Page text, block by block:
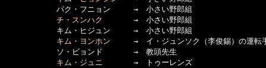
      　　　パク・フニョン　　　→　小さい野郎組
チ・スンハク
→　小さい野郎組
      　　　キム・ヒジュン　　　→　小さい野郎組
キム・ヨンホン →　イ・ジュンソク（李俊錫）の運転
      　　　ソ・ビョンド　　　　→　教頭先生
キム・ジュニ →　トゥーレンズ